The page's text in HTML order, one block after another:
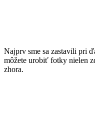
Najprv sme sa zastavili pri
môžete urobiť fotky nielen
zhora.